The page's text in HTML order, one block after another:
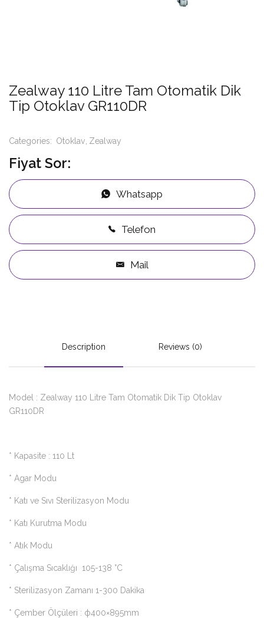
Zealway 110 Litre Tam Otomatik Dik
Tip Otoklav GR110DR
Categories: Otoklav Zealway
Fiyat Sor:
Whatsapp
Telefon
Mail
Description Reviews (0)
Model : Zealway 110 Litre Tam Otomatik Dik Tip Otoklav
GR110DR
* Kapasite : 110 Lt
* Agar Modu
* Katı ve Sıvı Sterilizasyon Modu
* Katı Kurutma Modu
* Atık Modu
* Çalışma Sıcaklığı 105-138 °C
* Sterilizasyon Zamanı 1-300 Dakika
* Çember Ölçüleri : ф400×895mm